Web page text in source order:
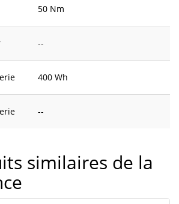
50 Nm
--
400 Wh
--
similaires de la